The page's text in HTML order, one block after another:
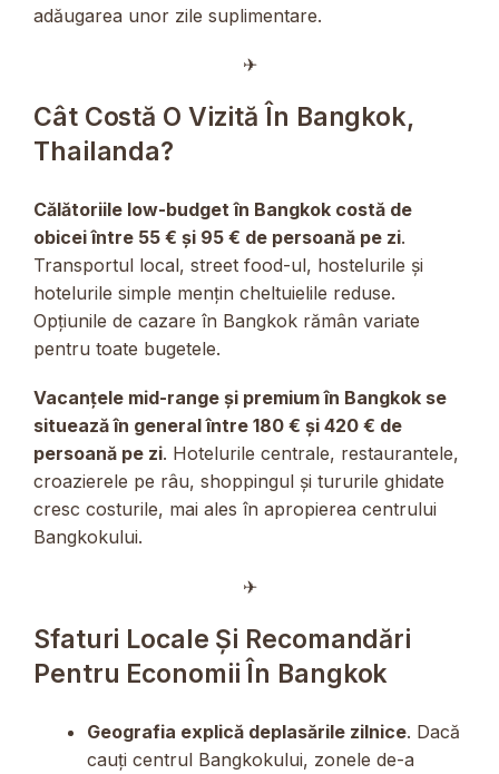
adăugarea unor zile suplimentare.
✈︎
Cât Costă O Vizită În Bangkok,
Thailanda?
Călătoriile low-budget în Bangkok costă de
obicei între 55 € și 95 € de persoană pe zi.
Transportul local, street food-ul, hostelurile și
hotelurile simple mențin cheltuielile reduse.
Opțiunile de cazare în Bangkok rămân variate
pentru toate bugetele.
Vacanțele mid-range și premium în Bangkok se
situează în general între 180 € și 420 € de
persoană pe zi. Hotelurile centrale, restaurantele,
croazierele pe râu, shoppingul și tururile ghidate
cresc costurile, mai ales în apropierea centrului
Bangkokului.
✈︎
Sfaturi Locale Și Recomandări
Pentru Economii În Bangkok
Geografia explică deplasările zilnice. Dacă
cauți centrul Bangkokului, zonele de-a